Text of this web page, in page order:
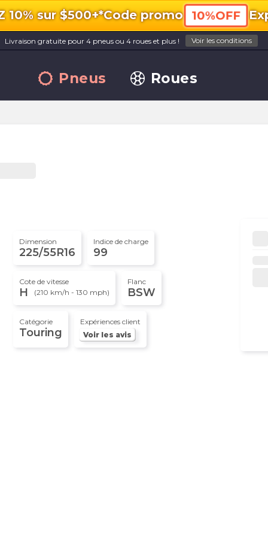
10% sur $500+*Code promo 10%OFF
Livraison gratuite pour 4 pneus ou 4 roues et plus ! Voir les conditions
Pneus Roues
Dimension
225/55R16
Indice de charge
99
Cote de vitesse
H (210 km/h - 130 mph)
Flanc
BSW
Catégorie
Touring
Expériences client
Voir les avis